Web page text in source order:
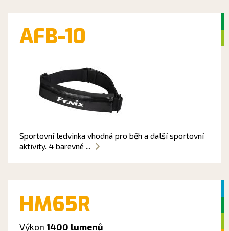
AFB-10
Sportovní ledvinka vhodná pro běh a další sportovní
aktivity. 4 barevné ...
HM65R
Výkon 1400 lumenů